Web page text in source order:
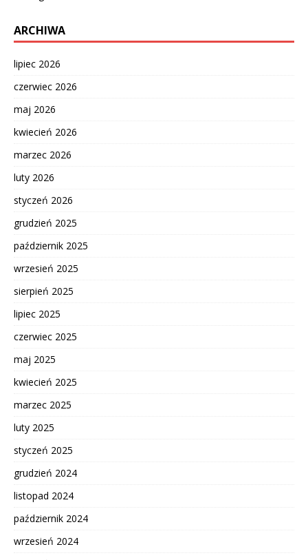
ARCHIWA
lipiec 2026
czerwiec 2026
maj 2026
kwiecień 2026
marzec 2026
luty 2026
styczeń 2026
grudzień 2025
październik 2025
wrzesień 2025
sierpień 2025
lipiec 2025
czerwiec 2025
maj 2025
kwiecień 2025
marzec 2025
luty 2025
styczeń 2025
grudzień 2024
listopad 2024
październik 2024
wrzesień 2024